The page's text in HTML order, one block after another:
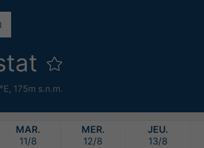
175m s.n.m.
MAR.
11/8
MER.
12/8
JEU.
13/8